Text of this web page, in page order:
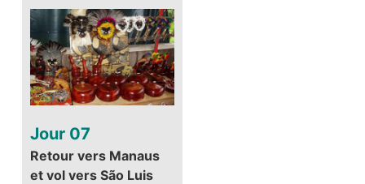
Jour 07
Retour vers Manaus
et vol vers São Luis